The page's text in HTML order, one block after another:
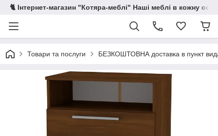
🐈 Інтернет-магазин "Котяра-меблі" Наші меблі в кожну
Товари та послуги БЕЗКОШТОВНА доставка в пункт